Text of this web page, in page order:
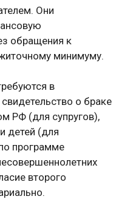
Они
обращения к
минимуму.
в
о браке
РФ (для супругов),
детей (для
программе
второго